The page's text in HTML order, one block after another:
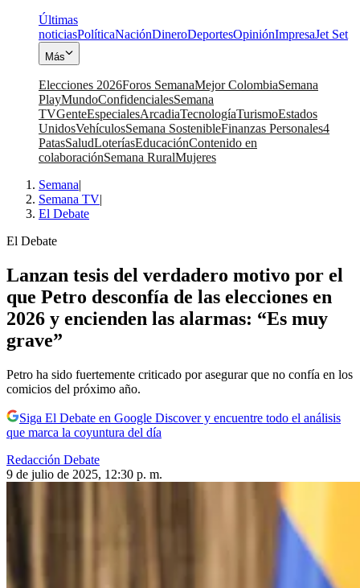
Últimas
noticiasPolíticaNaciónDineroDeportesOpiniónImpresaJet Set
Más
Elecciones 2026Foros SemanaMejor ColombiaSemana
PlayMundoConfidencialesSemana
TVGenteEspecialesArcadiaTecnologíaTurismoEstados
UnidosVehículosSemana SostenibleFinanzas Personales4
PatasSaludLoteríasEducaciónContenido en
colaboraciónSemana RuralMujeres
Semana|
Semana TV|
El Debate
El Debate
Lanzan tesis del verdadero motivo por el
que Petro desconfía de las elecciones en
2026 y encienden las alarmas: “Es muy
grave”
Petro ha sido fuertemente criticado por asegurar que no confía en los
comicios del próximo año.
Siga El Debate en Google Discover y encuentre todo el análisis
que marca la coyuntura del día
Redacción Debate
9 de julio de 2025, 12:30 p. m.